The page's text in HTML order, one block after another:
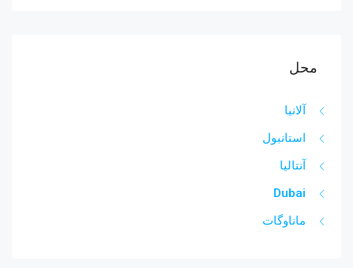
محل
آلانیا
استانبول
آنتالیا
Dubai
ماناوگات